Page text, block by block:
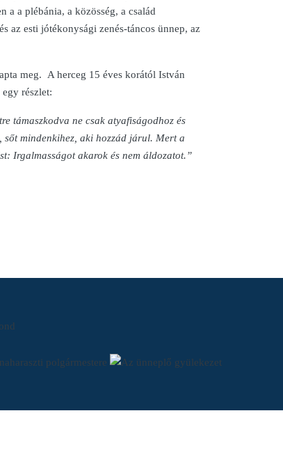
a a plébánia, a közösség, a család
az esti jótékonysági zenés-táncos ünnep, az
meg. A herceg 15 éves korától István
részlet:
támaszkodva ne csak atyafiságodhoz és
sőt mindenkihez, aki hozzád járul. Mert a
Irgalmasságot akarok és nem áldozatot.”